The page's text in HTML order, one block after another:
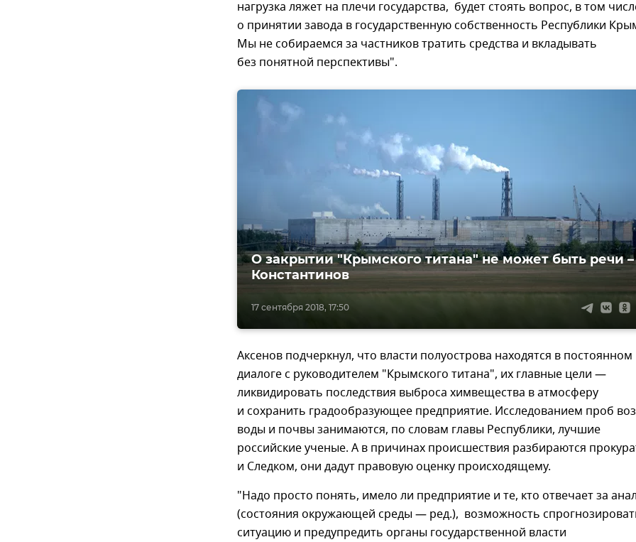
нагрузка ляжет на плечи государства, будет стоять вопрос, в том
о принятии завода в государственную собственность Республики
Мы не собираемся за частников тратить средства и вкладывать
без понятной перспективы".
17 сентября 2018, 17:50
О закрытии "Крымского титана" не может быть речи –
Константинов
Аксенов подчеркнул, что власти полуострова находятся в постоянном
диалоге с руководителем "Крымского титана", их главные цели —
ликвидировать последствия выброса химвещества в атмосферу
и сохранить градообразующее предприятие. Исследованием проб
воды и почвы занимаются, по словам главы Республики, лучшие
российские ученые. А в причинах происшествия разбираются
и Следком, они дадут правовую оценку происходящему.
"Надо просто понять, имело ли предприятие и те, кто отвечает за
(состояния окружающей среды — ред.), возможность
ситуацию и предупредить органы государственной власти